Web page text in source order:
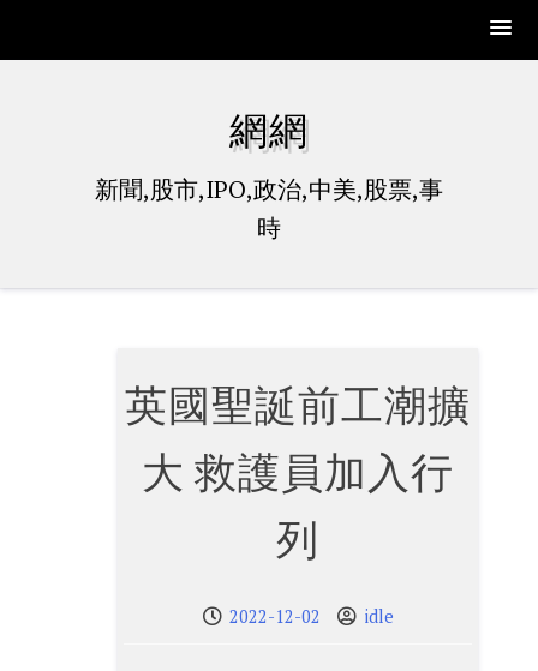
網網
新聞,股市,IPO,政治,中美,股票,事
時
英國聖誕前工潮擴
大 救護員加入行
列
2022-12-02 idle